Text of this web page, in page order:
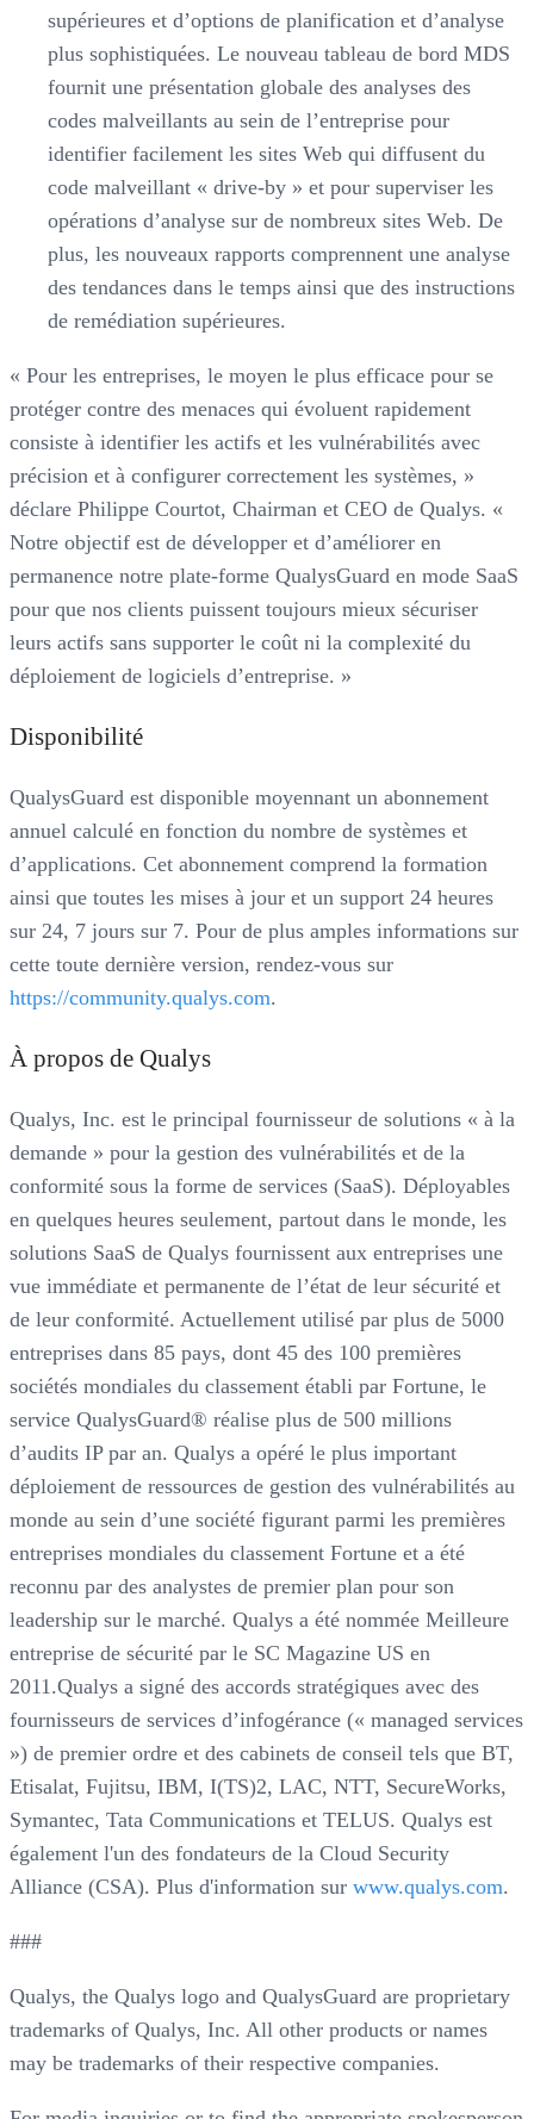
supérieures et d’options de planification et d’analyse
plus sophistiquées. Le nouveau tableau de bord MDS
fournit une présentation globale des analyses des
codes malveillants au sein de l’entreprise pour
identifier facilement les sites Web qui diffusent du
code malveillant « drive-by » et pour superviser les
opérations d’analyse sur de nombreux sites Web. De
plus, les nouveaux rapports comprennent une analyse
des tendances dans le temps ainsi que des instructions
de remédiation supérieures.
« Pour les entreprises, le moyen le plus efficace pour se
protéger contre des menaces qui évoluent rapidement
consiste à identifier les actifs et les vulnérabilités avec
précision et à configurer correctement les systèmes, »
déclare Philippe Courtot, Chairman et CEO de Qualys. «
Notre objectif est de développer et d’améliorer en
permanence notre plate-forme QualysGuard en mode SaaS
pour que nos clients puissent toujours mieux sécuriser
leurs actifs sans supporter le coût ni la complexité du
déploiement de logiciels d’entreprise. »
Disponibilité
QualysGuard est disponible moyennant un abonnement
annuel calculé en fonction du nombre de systèmes et
d’applications. Cet abonnement comprend la formation
ainsi que toutes les mises à jour et un support 24 heures
sur 24, 7 jours sur 7. Pour de plus amples informations sur
cette toute dernière version, rendez-vous sur
https://community.qualys.com.
À propos de Qualys
Qualys, Inc. est le principal fournisseur de solutions « à la
demande » pour la gestion des vulnérabilités et de la
conformité sous la forme de services (SaaS). Déployables
en quelques heures seulement, partout dans le monde, les
solutions SaaS de Qualys fournissent aux entreprises une
vue immédiate et permanente de l’état de leur sécurité et
de leur conformité. Actuellement utilisé par plus de 5000
entreprises dans 85 pays, dont 45 des 100 premières
sociétés mondiales du classement établi par Fortune, le
service QualysGuard® réalise plus de 500 millions
d’audits IP par an. Qualys a opéré le plus important
déploiement de ressources de gestion des vulnérabilités au
monde au sein d’une société figurant parmi les premières
entreprises mondiales du classement Fortune et a été
reconnu par des analystes de premier plan pour son
leadership sur le marché. Qualys a été nommée Meilleure
entreprise de sécurité par le SC Magazine US en
2011.Qualys a signé des accords stratégiques avec des
fournisseurs de services d’infogérance (« managed services
») de premier ordre et des cabinets de conseil tels que BT,
Etisalat, Fujitsu, IBM, I(TS)2, LAC, NTT, SecureWorks,
Symantec, Tata Communications et TELUS. Qualys est
également l'un des fondateurs de la Cloud Security
Alliance (CSA). Plus d'information sur www.qualys.com.
###
Qualys, the Qualys logo and QualysGuard are proprietary
trademarks of Qualys, Inc. All other products or names
may be trademarks of their respective companies.